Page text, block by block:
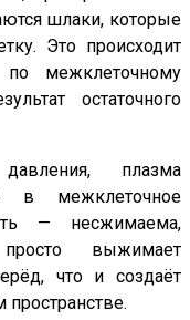
шлаки, которые
Это происходит
межклеточному
остаточного
плазма
в межклеточное
— несжимаема,
выжимает
что и создаёт